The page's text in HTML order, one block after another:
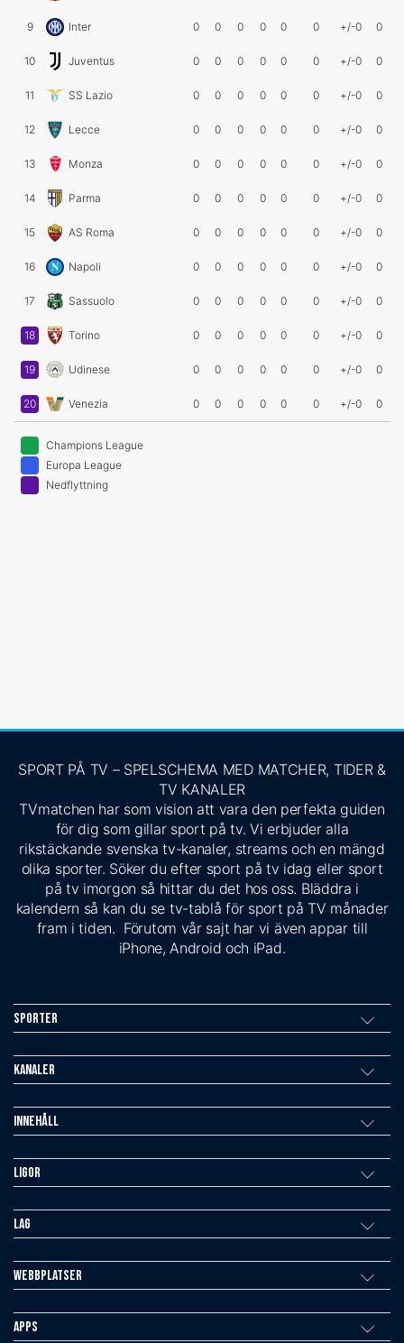
9 Inter 0 0 0 0 0 0 +/-0 0
10 Juventus 0 0 0 0 0 0 +/-0 0
11 SS Lazio 0 0 0 0 0 0 +/-0 0
12 Lecce 0 0 0 0 0 0 +/-0 0
13 Monza 0 0 0 0 0 0 +/-0 0
14 Parma 0 0 0 0 0 0 +/-0 0
15 AS Roma 0 0 0 0 0 0 +/-0 0
16 Napoli 0 0 0 0 0 0 +/-0 0
17 Sassuolo 0 0 0 0 0 0 +/-0 0
18 Torino 0 0 0 0 0 0 +/-0 0
19 Udinese 0 0 0 0 0 0 +/-0 0
20 Venezia 0 0 0 0 0 0 +/-0 0
Champions League
Europa League
Nedflyttning
SPORT PÅ TV – SPELSCHEMA MED MATCHER, TIDER &
TV KANALER
TVmatchen har som vision att vara den perfekta guiden
för dig som gillar sport på tv. Vi erbjuder alla
rikstäckande svenska tv-kanaler, streams och en mängd
olika sporter. Söker du efter sport på tv idag eller sport
på tv imorgon så hittar du det hos oss. Bläddra i
kalendern så kan du se tv-tablå för sport på TV månader
fram i tiden. Förutom vår sajt har vi även appar till
iPhone, Android och iPad.
Sporter
Kanaler
Innehåll
Ligor
Lag
Webbplatser
Apps